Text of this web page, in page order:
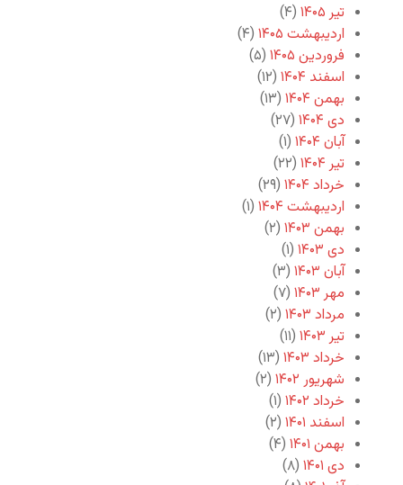
تیر ۱۴۰۵
(۴)
اردیبهشت ۱۴۰۵
(۴)
فروردین ۱۴۰۵
(۵)
اسفند ۱۴۰۴
(۱۲)
بهمن ۱۴۰۴
(۱۳)
دی ۱۴۰۴
(۲۷)
آبان ۱۴۰۴
(۱)
تیر ۱۴۰۴
(۲۲)
خرداد ۱۴۰۴
(۲۹)
اردیبهشت ۱۴۰۴
(۱)
بهمن ۱۴۰۳
(۲)
دی ۱۴۰۳
(۱)
آبان ۱۴۰۳
(۳)
مهر ۱۴۰۳
(۷)
مرداد ۱۴۰۳
(۲)
تیر ۱۴۰۳
(۱۱)
خرداد ۱۴۰۳
(۱۳)
شهریور ۱۴۰۲
(۲)
خرداد ۱۴۰۲
(۱)
اسفند ۱۴۰۱
(۲)
بهمن ۱۴۰۱
(۴)
دی ۱۴۰۱
(۸)